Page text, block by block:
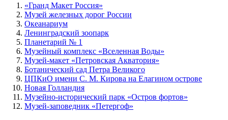
«Гранд Макет Россия»
Музей железных дорог России
Океанариум
Ленинградский зоопарк
Планетарий № 1
Музейный комплекс «Вселенная Воды»
Музей-макет «Петровская Акватория»
Ботанический сад Петра Великого
ЦПКиО имени С. М. Кирова на Елагином острове
Новая Голландия
Музейно-исторический парк «Остров фортов»
Музей-заповедник «Петергоф»